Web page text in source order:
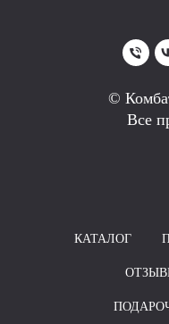
©
Все
КАТАЛОГ